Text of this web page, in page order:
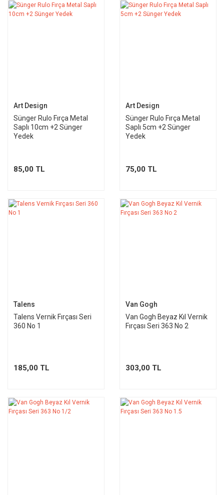
Art Design
Sünger Rulo Fırça Metal
Saplı 10cm +2 Sünger
Yedek
85,00 TL
Art Design
Sünger Rulo Fırça Metal
Saplı 5cm +2 Sünger
Yedek
75,00 TL
Talens
Talens Vernik Fırçası Seri
360 No 1
185,00 TL
Van Gogh
Van Gogh Beyaz Kıl Vernik
Fırçası Seri 363 No 2
303,00 TL